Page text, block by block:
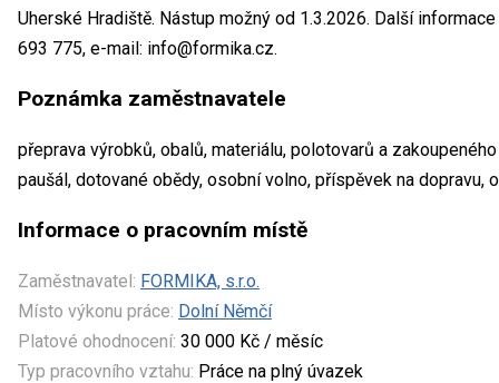
Uherské Hradiště. Nástup možný od 1.3.2026. Další
693 775, e-mail: info@formika.cz.
Poznámka zaměstnavatele
přeprava výrobků, obalů, materiálu, polotovarů a
paušál, dotované obědy, osobní volno, příspěvek na dopravu,
Informace o pracovním místě
Zaměstnavatel: FORMIKA, s.r.o.
Místo výkonu práce: Dolní Němčí
Platové ohodnocení: 30 000 Kč / měsíc
Typ pracovního vztahu: Práce na plný úvazek